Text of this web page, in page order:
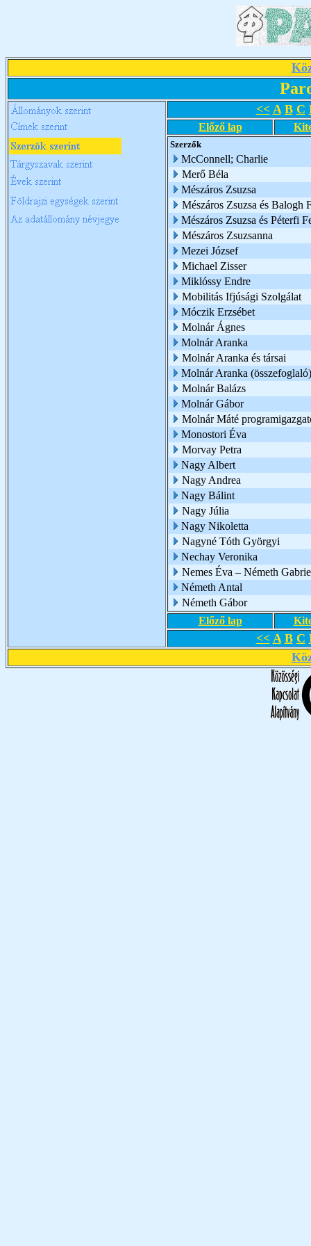
<< A B C
Előző lap
Szerzők
McConnell; Charlie
Merő Béla
Mészáros Zsuzsa
Mészáros Zsuzsa és Balogh
Mészáros Zsuzsa és Péterfi
Mészáros Zsuzsanna
Mezei József
Michael Zisser
Miklóssy Endre
Mobilitás Ifjúsági Szolgálat
Móczik Erzsébet
Molnár Ágnes
Molnár Aranka
Molnár Aranka és társai
Molnár Aranka (összefoglaló)
Molnár Balázs
Molnár Gábor
Molnár Máté
Monostori Éva
Morvay Petra
Nagy Albert
Nagy Andrea
Nagy Bálint
Nagy Júlia
Nagy Nikoletta
Nagyné Tóth Györgyi
Nechay Veronika
Nemes Éva – Németh
Németh Antal
Németh Gábor
Előző lap
<< A B C